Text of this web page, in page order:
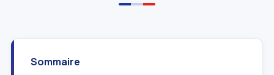
Sommaire